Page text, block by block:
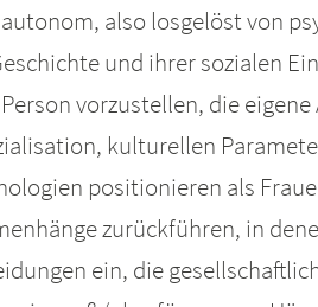
also losgelöst von
und ihrer sozialen
vorzustellen, die
kulturellen
positionieren als
zurückführen, in
ein, die